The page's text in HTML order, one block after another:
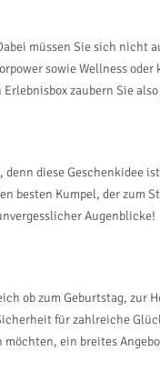
müssen Sie sich nicht
sowie Wellness
zaubern Sie
diese Geschenkidee
besten Kumpel, der zum
Augenblicke!
ob zum Geburtstag, zur
für zahlreiche
ein breites